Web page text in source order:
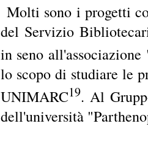
Molti sono i progetti
del Servizio
in seno
lo scopo di studiare le
UNIMARC19. Al
dell'università